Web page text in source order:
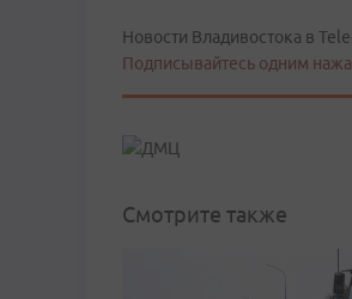
Новости Владивостока в
Подписывайтесь одним
Смотрите также